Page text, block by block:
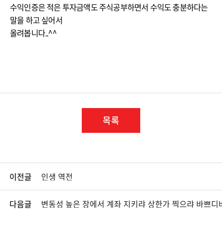
수익인증은 적은 투자금액도 주식공부하면서 수익도 충분하다는
말을 하고 싶어서
올려봅니다..^^
목록
이전글 인생 역전
다음글